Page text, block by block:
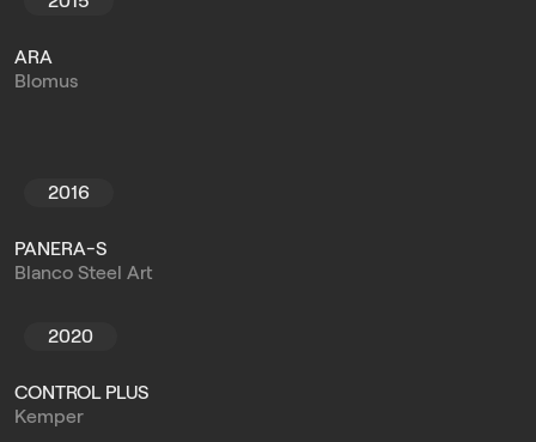
ARA
Blomus
2016
PANERA-S
Blanco Steel Art
2020
CONTROL PLUS
Kemper